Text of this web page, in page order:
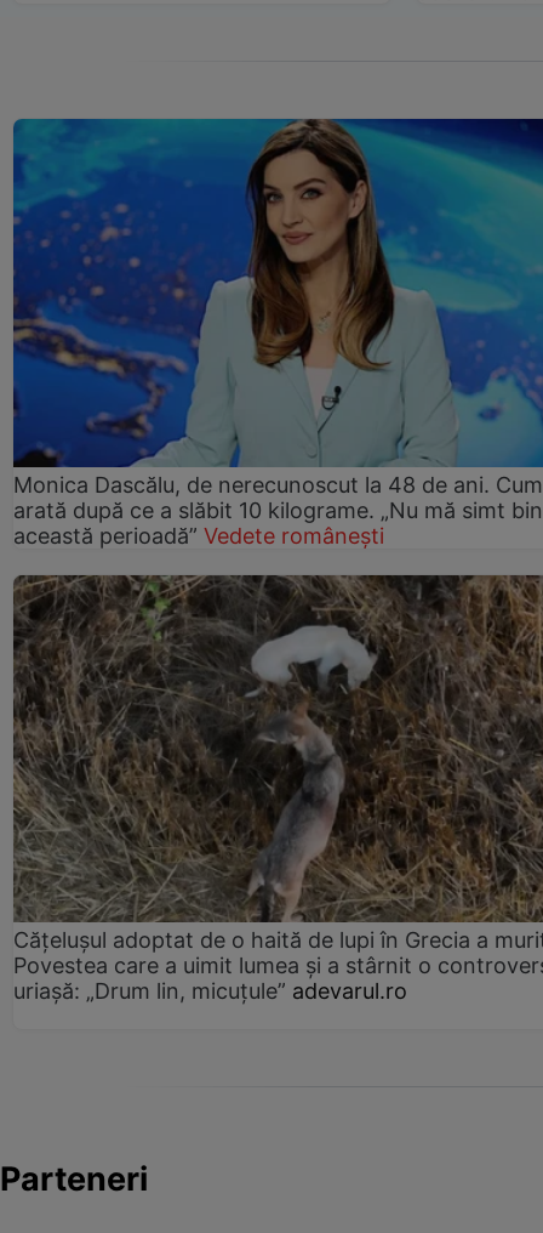
Monica Dascălu, de nerecunoscut la 48 de ani. Cum
arată după ce a slăbit 10 kilograme. „Nu mă simt
această perioadă” Vedete românești
Cățelușul adoptat de o haită de lupi în Grecia a
Povestea care a uimit lumea și a stârnit o
uriașă: „Drum lin, micuțule” adevarul.ro
Parteneri